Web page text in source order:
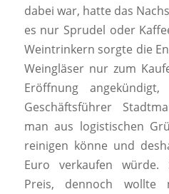
dabei war, hatte das
es nur Sprudel oder
Weintrinkern sorgte die
Weingläser nur zum
Eröffnung
Geschäftsführer
man aus logistischen
reinigen könne und
Euro verkaufen würde.
Preis, dennoch